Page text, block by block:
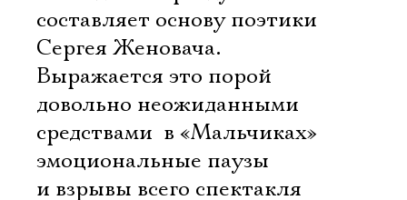
составляет основу поэтики
Сергея Женовача.
Выражается это порой
довольно неожиданными
средствами  в «Мальчиках»
эмоциональные паузы
и взрывы всего спектакля